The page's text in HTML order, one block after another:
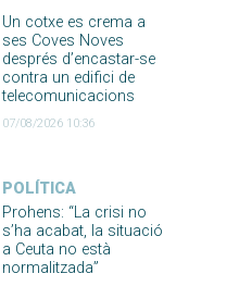
Un cotxe es crema a
ses Coves Noves
després d’encastar-se
contra un edifici de
telecomunicacions
07/08/2026 10:36
POLÍTICA
Prohens: “La crisi no
s’ha acabat, la situació
a Ceuta no està
normalitzada”